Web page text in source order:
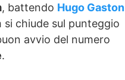
, battendo Hugo Gaston
chiude sul punteggio
avvio del numero
.